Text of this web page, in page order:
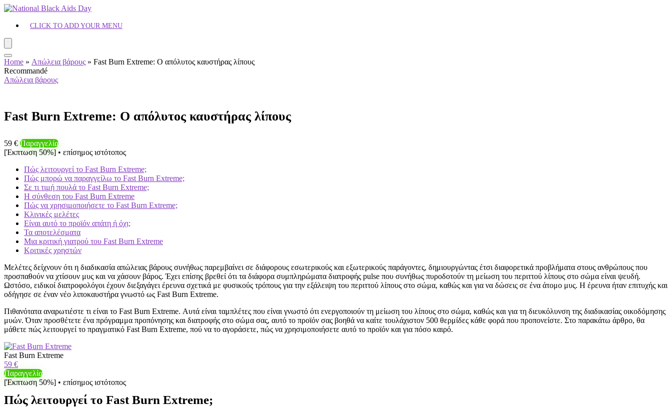
CLICK TO ADD YOUR MENU
Home » Απώλεια βάρους » Fast Burn Extreme: Ο απόλυτος καυστήρας λίπους
Recommandé
Απώλεια βάρους
Fast Burn Extreme: Ο απόλυτος καυστήρας λίπους
59 € Παραγγελία
[Έκπτωση 50%] • επίσημος ιστότοπος
Πώς λειτουργεί το Fast Burn Extreme;
Πώς μπορώ να παραγγείλω το Fast Burn Extreme;
Σε τι τιμή πουλά το Fast Burn Extreme;
Η σύνθεση του Fast Burn Extreme
Πώς να χρησιμοποιήσετε το Fast Burn Extreme;
Κλινικές μελέτες
Είναι αυτό το προϊόν απάτη ή όχι;
Τα αποτελέσματα
Μια κριτική γιατρού του Fast Burn Extreme
Κριτικές χρηστών
Μελέτες δείχνουν ότι η διαδικασία απώλειας βάρους συνήθως παρεμβαίνει σε διάφορους εσωτερικούς και εξωτερικούς παράγοντες, δημιουργώντας έτσι διαφορετικά προβλήματα στους ανθρώπους που
προσπαθούν να χτίσουν μυς και να χάσουν βάρος. Έχει επίσης βρεθεί ότι τα διάφορα συμπληρώματα διατροφής pulse που συνήθως πυροδοτούν τη μείωση του περιττού λίπους στο σώμα είναι ψευδή.
Ωστόσο, ειδικοί διατροφολόγοι έχουν διεξαγάγει έρευνα σχετικά με φυσικούς τρόπους για την εξάλειψη του περιττού λίπους στο σώμα, καθώς και για να δώσεις σε ένα άτομο μυς. Η έρευνα ήταν επιτυχής και
οδήγησε σε έναν νέο λιποκαυστήρα γνωστό ως Fast Burn Extreme.
Πιθανότατα αναρωτιέστε τι είναι το Fast Burn Extreme. Αυτά είναι ταμπλέτες που είναι γνωστό ότι ενεργοποιούν τη μείωση του λίπους στο σώμα, καθώς και για τη διευκόλυνση της διαδικασίας οικοδόμησης
μυών. Όταν προσθέτετε ένα πρόγραμμα προπόνησης και διατροφής στο σώμα σας, αυτό το προϊόν σας βοηθά να καίτε τουλάχιστον 500 θερμίδες κάθε φορά που προπονείστε. Στο παρακάτω άρθρο, θα
μάθετε πώς λειτουργεί το πραγματικό Fast Burn Extreme, πού να το αγοράσετε, πώς να χρησιμοποιήσετε αυτό το προϊόν και για πόσο καιρό.
Fast Burn Extreme
59 €
Παραγγελία
[Έκπτωση 50%] • επίσημος ιστότοπος
Πώς λειτουργεί το Fast Burn Extreme;